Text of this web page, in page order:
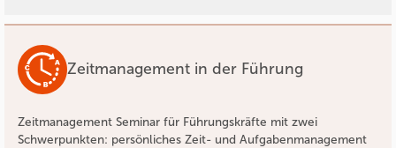
Zeitmanagement in der Führung
Zeitmanagement Seminar für Führungskräfte mit zwei
Schwerpunkten: persönliches Zeit- und Aufgabenmanagement